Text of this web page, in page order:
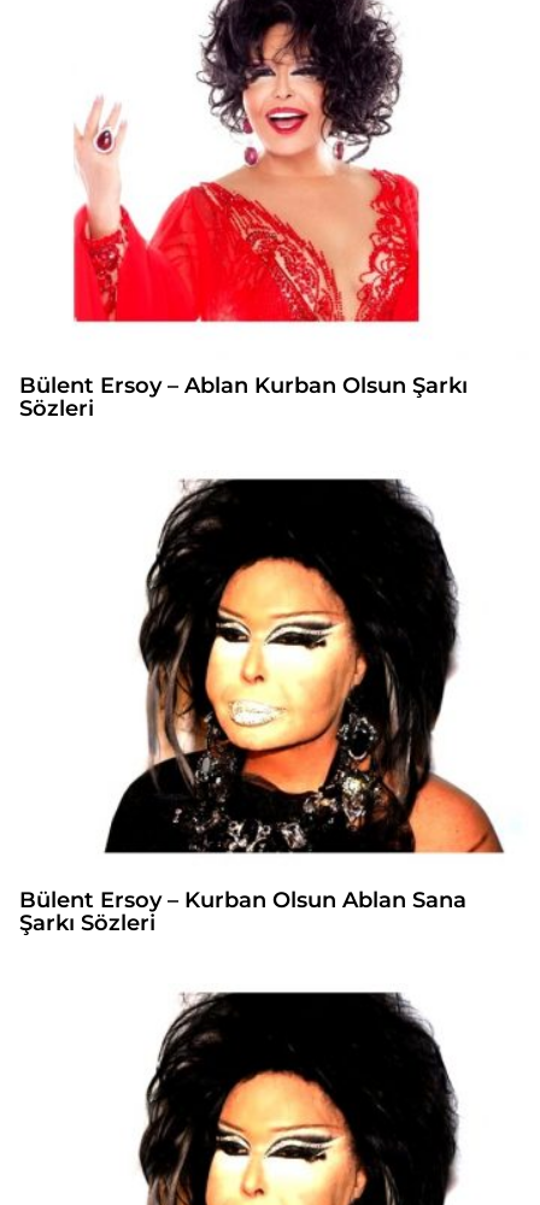
Bülent Ersoy – Ablan Kurban Olsun Şarkı
Sözleri
Bülent Ersoy – Kurban Olsun Ablan Sana
Şarkı Sözleri